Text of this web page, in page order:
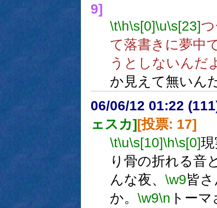
9]
\t\h\s[0]\u\s[23]
て落書きに夢中
うとしないんだ
か見えて無いん
06/06/12 01:22
ェスカ][投票: 17]
\t\u\s[10]\h\s[0]
り骨の折れる音
んな夜、 \w9皆
か。 \w9\n トー